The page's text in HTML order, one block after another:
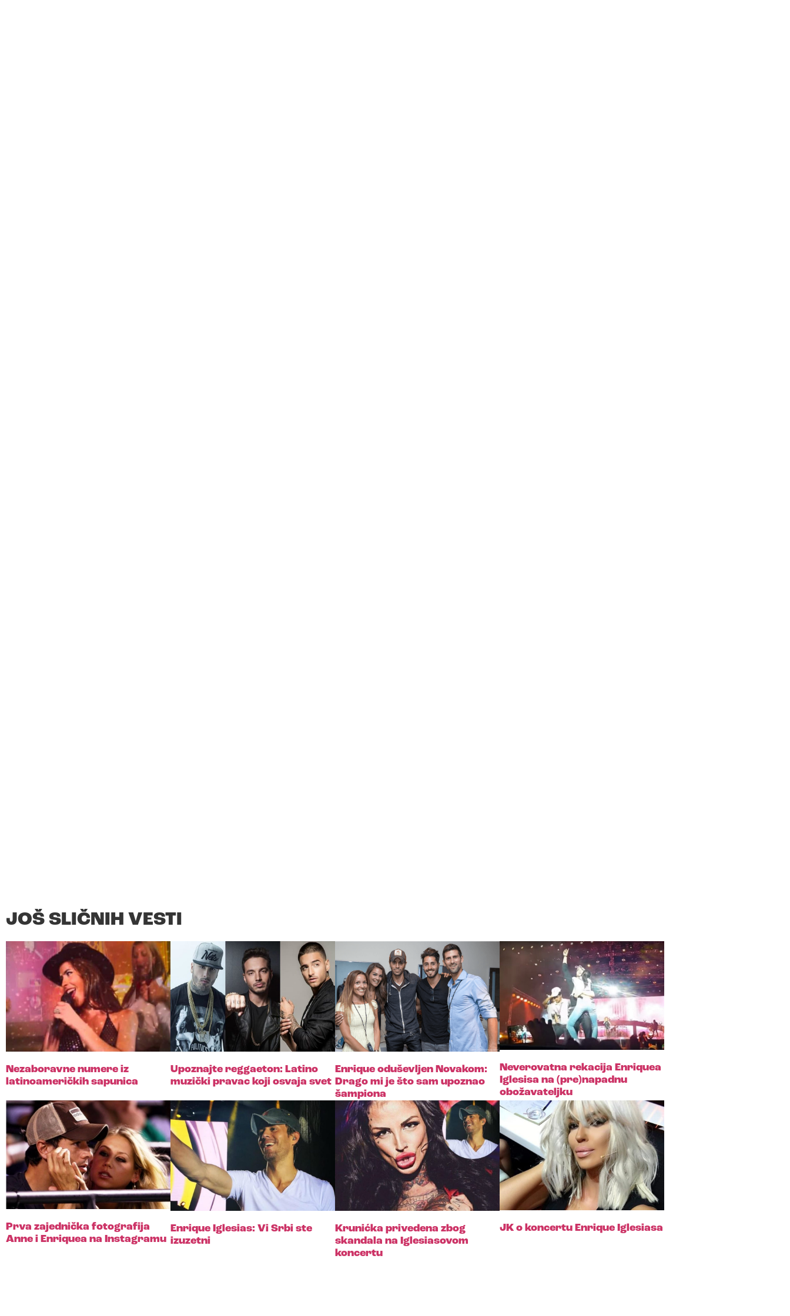
JOŠ SLIČNIH VESTI
Nezaboravne numere iz
latinoameričkih sapunica
Upoznajte reggaeton: Latino
muzički pravac koji osvaja svet
Enrique oduševljen Novakom:
Drago mi je što sam upoznao
šampiona
Neverovatna rekacija Enriquea
Iglesisa na (pre)napadnu
obožavateljku
Prva zajednička fotografija
Anne i Enriquea na Instagramu
Enrique Iglesias: Vi Srbi ste
izuzetni
Krunićka privedena zbog
skandala na Iglesiasovom
koncertu
JK o koncertu Enrique Iglesiasa